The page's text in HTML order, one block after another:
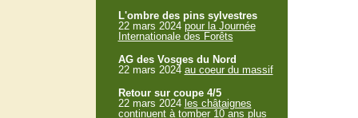
L'ombre des pins sylvestres
22 mars 2024 pour la Journée
Internationale des Forêts
AG des Vosges du Nord
22 mars 2024 au coeur du massif
Retour sur coupe 4/5
22 mars 2024 les châtaignes
continuent à tomber 10 ans plus